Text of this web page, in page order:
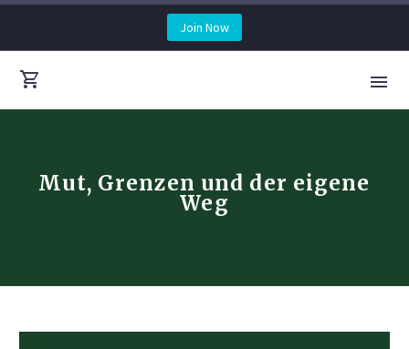
Join Now
Mut, Grenzen und der eigene
Weg